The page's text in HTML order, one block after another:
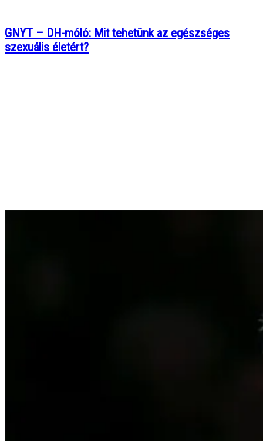
GNYT – DH-móló: Mit tehetünk az egészséges
szexuális életért?